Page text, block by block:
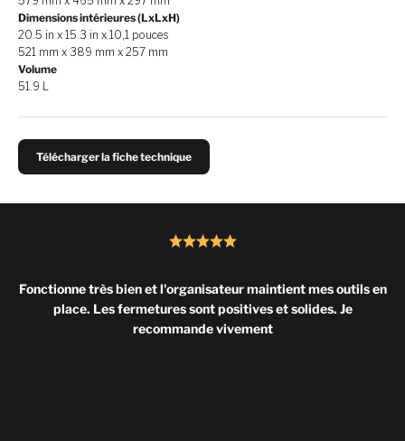
Dimensions intérieures (LxLxH)
20.5 in x 15.3 in x 10,1 pouces
521 mm x 389 mm x 257 mm
Volume
51.9 L
Télécharger la fiche technique
Fonctionne très bien et l'organisateur maintient mes outils en
place. Les fermetures sont positives et solides. Je
recommande vivement